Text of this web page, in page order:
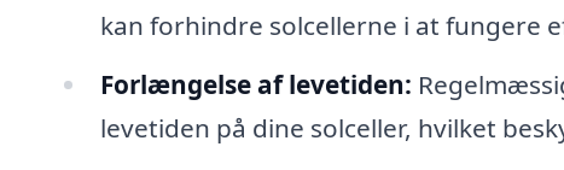
kan forhindre solcellerne i at fungere
Forlængelse af levetiden:
levetiden på dine solceller, hvilket